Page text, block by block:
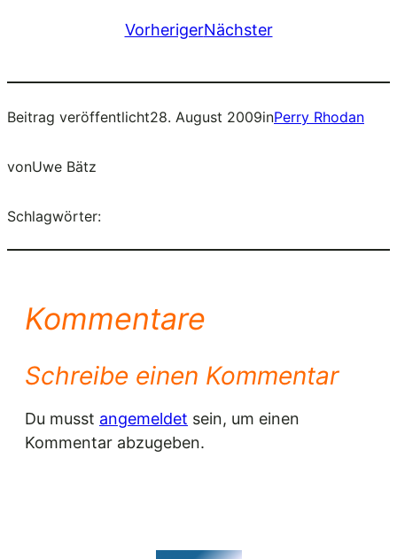
VorherigerNächster
Beitrag veröffentlicht28. August 2009inPerry Rhodan
vonUwe Bätz
Schlagwörter:
Kommentare
Schreibe einen Kommentar
Du musst angemeldet sein, um einen
Kommentar abzugeben.